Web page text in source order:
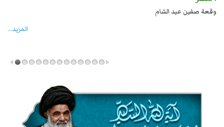
شهادة زيد بن علي بن الحسين عليهما السلام قتل صاحب الزنج